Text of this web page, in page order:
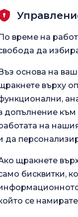
време на
да
основа на
върху
допълнение към
на
да
щракнете
бисквитки,
се